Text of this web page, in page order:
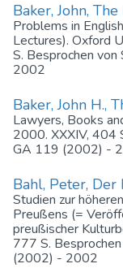
Baker, John,
Problems in
Lectures). Oxford
S. Besprochen
2002
Baker, John H.,
Lawyers, Books
2000. XXXIV, 404
GA 119 (2002) -
Bahl, Peter,
Studien zur
Preußens (=
preußischer
777 S.
(2002) - 2002